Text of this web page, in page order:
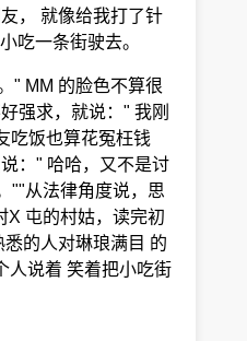
， 就像给我打了针
吃一条街驶去。
" MM 的脸色不算很
强求，就说：" 我刚
吃饭也算花冤枉钱
：" 哈哈，又不是讨
""从法律角度说，思
屯的村姑，读完初
的人对琳琅满目 的
人说着 笑着把小吃街